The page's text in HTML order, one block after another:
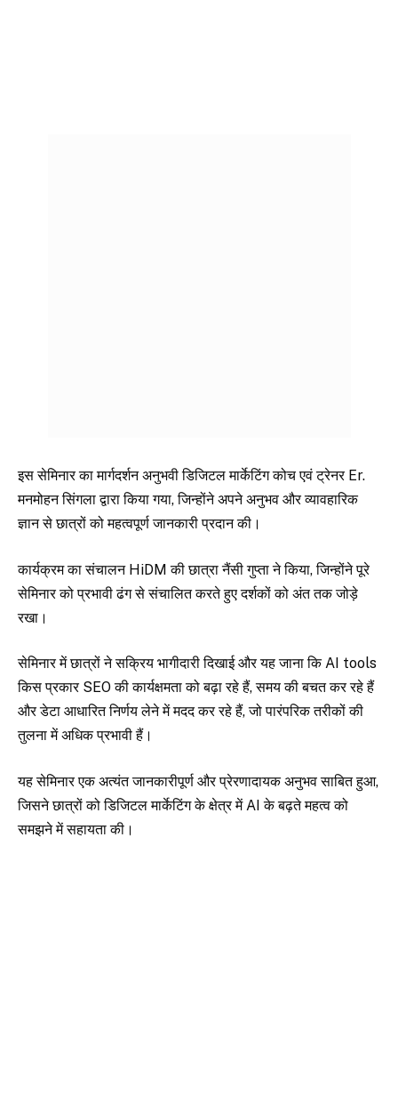
इस सेमिनार का मार्गदर्शन अनुभवी डिजिटल मार्केटिंग कोच एवं ट्रेनर Er.
मनमोहन सिंगला द्वारा किया गया, जिन्होंने अपने अनुभव और व्यावहारिक
ज्ञान से छात्रों को महत्वपूर्ण जानकारी प्रदान की।
कार्यक्रम का संचालन HiDM की छात्रा नैंसी गुप्ता ने किया, जिन्होंने पूरे
सेमिनार को प्रभावी ढंग से संचालित करते हुए दर्शकों को अंत तक जोड़े
रखा।
सेमिनार में छात्रों ने सक्रिय भागीदारी दिखाई और यह जाना कि AI tools
किस प्रकार SEO की कार्यक्षमता को बढ़ा रहे हैं, समय की बचत कर रहे हैं
और डेटा आधारित निर्णय लेने में मदद कर रहे हैं, जो पारंपरिक तरीकों की
तुलना में अधिक प्रभावी हैं।
यह सेमिनार एक अत्यंत जानकारीपूर्ण और प्रेरणादायक अनुभव साबित हुआ,
जिसने छात्रों को डिजिटल मार्केटिंग के क्षेत्र में AI के बढ़ते महत्व को
समझने में सहायता की।